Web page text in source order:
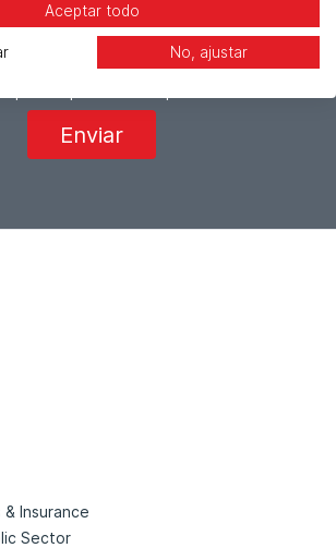
Insurance
Sector
Aceptar todo
No, ajustar